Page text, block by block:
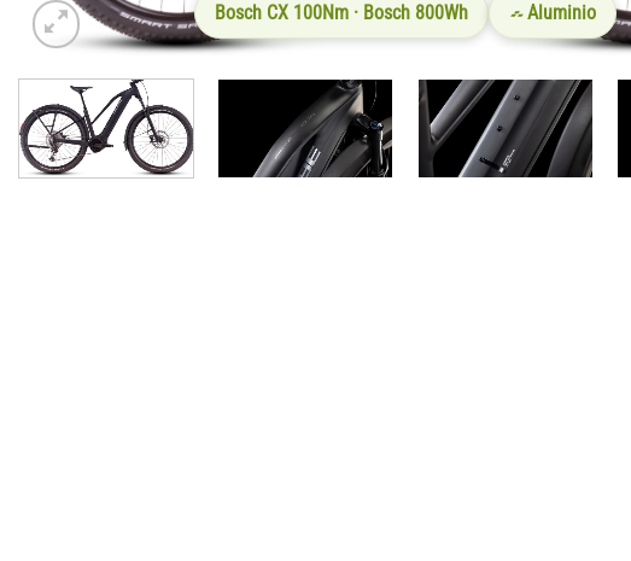
Bosch CX 100Nm · Bosch 800Wh Aluminio